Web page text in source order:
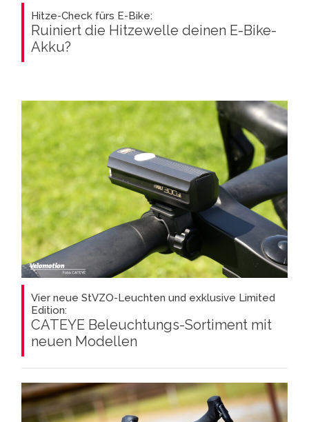
Hitze-Check fürs E-Bike:
Ruiniert die Hitzewelle deinen E-Bike-
Akku?
Vier neue StVZO-Leuchten und exklusive Limited
Edition:
CATEYE Beleuchtungs-Sortiment mit
neuen Modellen